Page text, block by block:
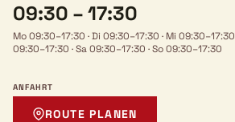
09:30 – 17:30
Mo 09:30–17:30 ·Di 09:30–17:30 · Mi 09:30–17:30
09:30–17:30 ·Sa 09:30–17:30 ·So 09:30–17:30
ANFAHRT
ROUTE PLANEN